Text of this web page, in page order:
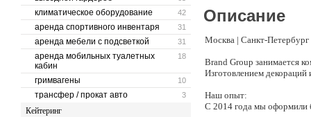
42
климатическое оборудование
31
аренда спортивного инвентаря
31
аренда мебели с подсветкой
18
аренда мобильных туалетных
кабин
10
гримвагены
3
трансфер / прокат авто
Кейтеринг
Описание
Москва | Санкт-
Brand Group занимается
Изготовлением
Наш опыт:
С 2014 года мы оформили